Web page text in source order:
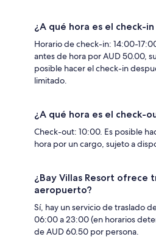
¿A qué hora es el check-
Horario de check-in: 14:00-
antes de hora por AUD 50.00,
posible hacer el check-in
limitado.
¿A qué hora es el check-
Check-out: 10:00. Es posible
hora por un cargo, sujeto a
¿Bay Villas Resort ofrece
aeropuerto?
Sí, hay un servicio de traslado
06:00 a 23:00 (en horarios
de AUD 60.50 por persona.